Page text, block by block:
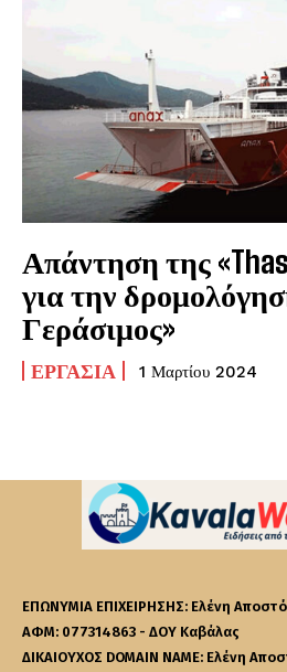
Απάντηση της
για την
Γεράσιμος»
ΕΡΓΑΣΊΑ 1 Μαρτίου 2024
ΕΠΩΝΥΜΙΑ ΕΠΙΧΕΙΡΗΣΗΣ: Ελένη
ΑΦΜ: 077314863 - ΔΟΥ Καβάλας
ΔΙΚΑΙΟΥΧΟΣ DOMAIN NAME: Ελένη